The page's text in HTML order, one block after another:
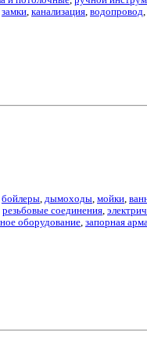
замки, канализация, водопровод,
бойлеры дымоходы мойки
резьбовые соединения
оборудование запорная